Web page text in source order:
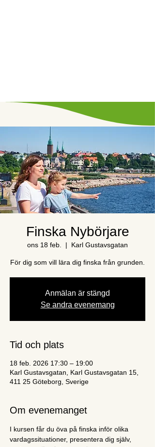
Finska Nybörjare
ons 18 feb.
  |
Karl Gustavsgatan
För dig som vill lära dig finska från grunden.
Anmälan är stängd
Se andra evenemang
Tid och plats
18 feb. 2026 17:30 – 19:00
Karl Gustavsgatan, Karl Gustavsgatan 15,
411 25 Göteborg, Sverige
Om evenemanget
I kursen får du öva på finska inför olika
vardagssituationer, presentera dig själv,